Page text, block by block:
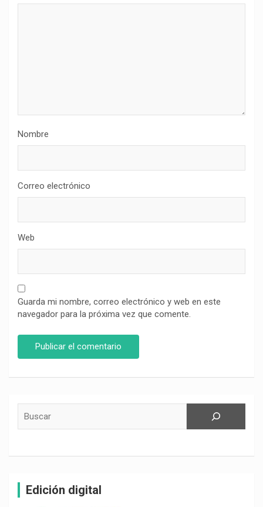
Nombre
Correo electrónico
Web
Guarda mi nombre, correo electrónico y web en este
navegador para la próxima vez que comente.
Edición digital